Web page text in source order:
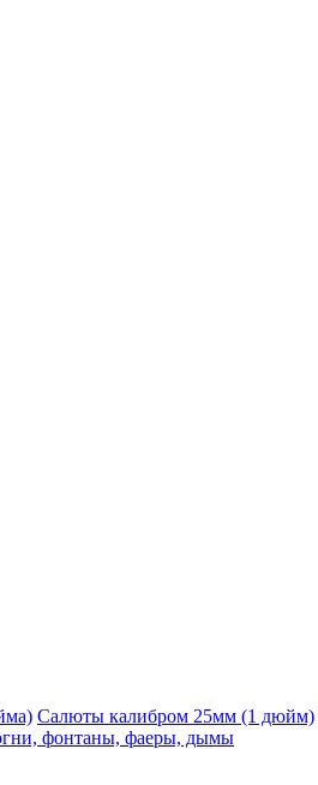
Салюты калибром 25мм (1 дюйм)
фонтаны, фаеры, дымы